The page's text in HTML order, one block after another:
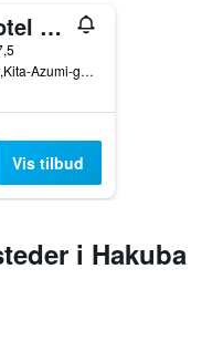
Petit Hotel Shitaka
4402,Hokujo,Kita-Azumi-gun, Hakuba, Japan
Vis tilbud
i Hakuba